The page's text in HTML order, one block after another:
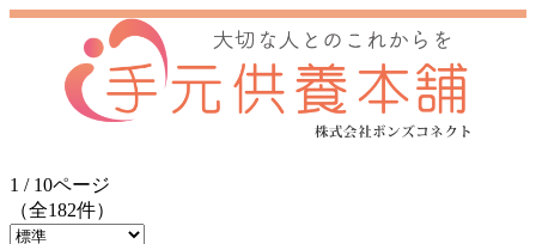
1 / 10ページ
（全182件）